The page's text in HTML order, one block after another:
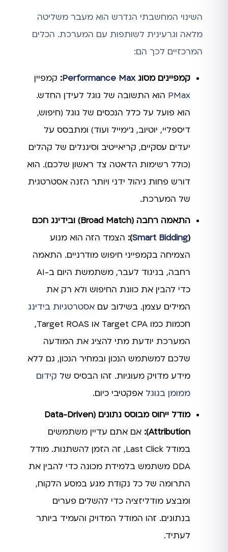
השינוי המחשבתי הנדרש הוא מעבר משליטה
מלאה וגרעינית לשותפות עם המערכת. הכלים
המרכזיים לכך הם:
קמפיינים מסוגPerformance Max
: קמפיין
PMax הוא התשובה של גוגל לעידן החדש.
הוא פועל על כלל הנכסים של גוגל (חיפוש,
דיספליי, יוטיוב, ג'ימייל ועוד) ומתבסס על
יעדים עסקיים, קריאייטיב וסיגנלים של קהלים
(כולל רשימות הדאטה צד ראשון שלכם). הוא
דורש פחות ניהול ידני ויותר הזנה אסטרטגית
של המערכת.
התאמה רחבה (Broad Match) ובידינג חכם
(
Smart Bidding
): הצמד הזה הוא מנוע
הצמיחה בקמפייני חיפוש מודרניים. התאמה
רחבה, בניגוד לעבר, משתמשת היום ב-AI
כדי להבין את כוונת החיפוש ולא רק את
המילים עצמן. בשילוב עם אסטרטגיות בידינג
חכמות כמו Target CPA או Target ROAS,
המערכת יודעת מתי להציג את המודעה
שלכם למשתמש הנכון ובמחיר הנכון, גם ללא
מידע מדויק מעוגיות. זהו הבסיס של קידום
ממומן בגוגל אפקטיבי כיום.
מודל ייחוס מבוסס נתונים (Data-Driven
Attribution):
אם אתם עדיין משתמשים
במודל Last Click, זה הזמן להשתנות. מודל
DDA משתמש בלמידת מכונה כדי להבין את
התרומה של כל נקודת מגע במסע הלקוח,
ומבצע מודליזציה כדי להשלים פערים
בנתונים. זהו המודל המדויק והעמיד ביותר
לעתיד.